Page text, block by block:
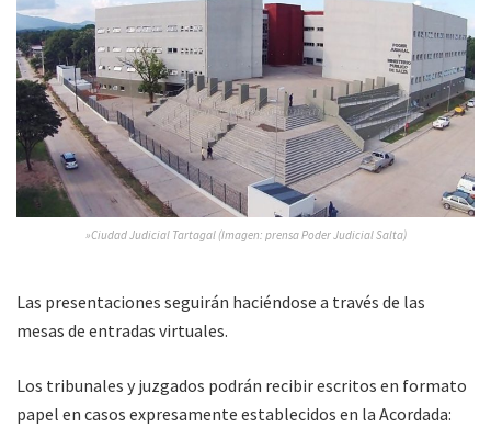
»Ciudad Judicial Tartagal (Imagen: prensa Poder Judicial Salta)
Las presentaciones seguirán haciéndose a través de las
mesas de entradas virtuales.
Los tribunales y juzgados podrán recibir escritos en formato
papel en casos expresamente establecidos en la Acordada: